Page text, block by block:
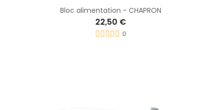
Bloc alimentation - CHAPRON
22,50 €
0